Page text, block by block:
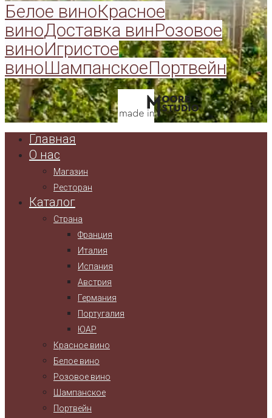
Белое виноКрасное
виноДоставка винРозовое
виноИгристое
виноШампанскоеПортвейн
Главная
О нас
Магазин
Ресторан
Каталог
Страна
Франция
Италия
Испания
Австрия
Германия
Португалия
ЮАР
Красное вино
Белое вино
Розовое вино
Шампанское
Портвейн